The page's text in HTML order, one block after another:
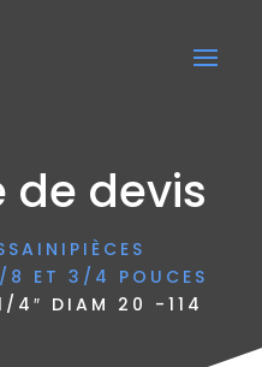
de devis
8 ET 3/4 POUCES
4″ DIAM 20 -114